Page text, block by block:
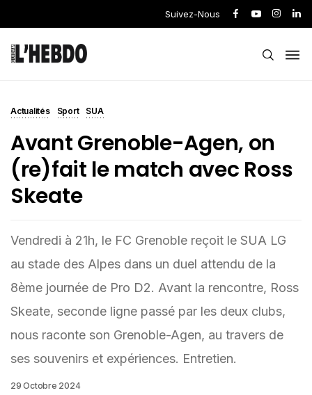
Suivez-Nous
Actualités Sport SUA
Avant Grenoble-Agen, on
(re)fait le match avec Ross
Skeate
Vendredi à 21h, le FC Grenoble reçoit le SUA LG
au stade des Alpes dans un duel attendu de la
8ème journée de Pro D2. Avant la rencontre, Ross
Skeate, seconde ligne passé par les deux clubs,
nous raconte son Grenoble-Agen, au travers de
ses souvenirs et expériences. Entretien.
29 Octobre 2024